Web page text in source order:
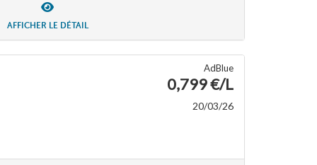
AFFICHER LE DÉTAIL
AdBlue
0,799 €/L
20/03/26